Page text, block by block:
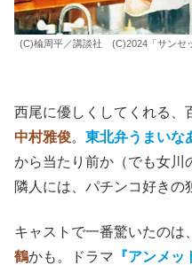
(C)楡周平／講談社 (C)2024「サンセ
西尾に優しくしてくれる、
中村雅俊。 東北弁うまいな
から当たり前か（でも女川
隣人には、パチンコ好きの
キャストで一番驚いたのは
鶴かも。ドラマ 『アンメッ